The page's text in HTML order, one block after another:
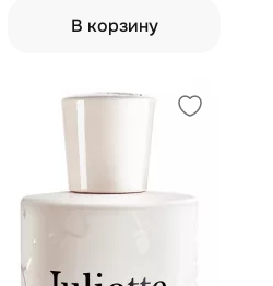
В корзину